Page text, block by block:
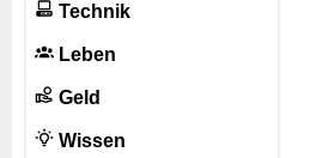
Technik
Leben
Geld
Wissen